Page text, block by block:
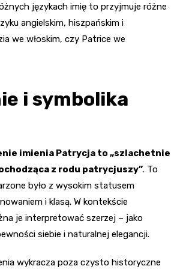
językach imię to przyjmuje różne
angielskim, hiszpańskim i
we włoskim, czy Patrice we
i symbolika
imienia Patrycja to „szlachetnie
z rodu patrycjuszy”. To
było z wysokim statusem
i klasą. W kontekście
je interpretować szerzej – jako
siebie i naturalnej elegancji.
wykracza poza czysto historyczne